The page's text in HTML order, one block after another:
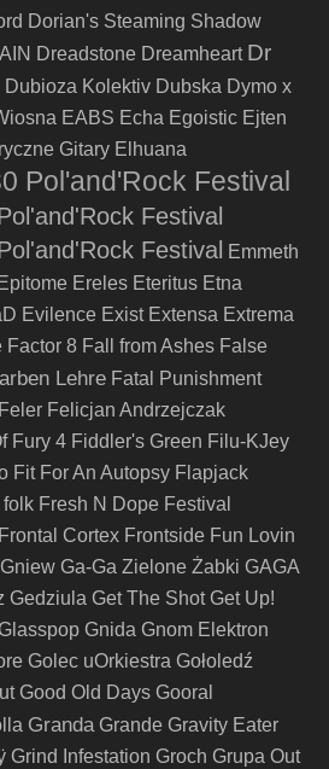
Dorian's Steaming Shadow
Dreadstone Dreamheart Dr
Dubioza Kolektiv Dubska Dymo x
EABS Echa Egoistic Ejten
Gitary Elhuana
Pol'and'Rock Festival
Festival
Festival Emmeth
Epitome Ereles Eteritus Etna
Evilence Exist Extensa Extrema
Factor 8 Fall from Ashes False
Lehre Fatal Punishment
Feler Felicjan Andrzejczak
Fury 4 Fiddler's Green Filu-KJey
Fit For An Autopsy Flapjack
folk Fresh N Dope Festival
Frontal Cortex Frontside Fun Lovin
Ga-Ga Zielone Żabki GAGA
Gedziula Get The Shot Get Up!
Glasspop Gnida Gnom Elektron
Golec uOrkiestra Gołoledź
Good Old Days Gooral
Granda Grande Gravity Eater
Grind Infestation Groch Grupa Out